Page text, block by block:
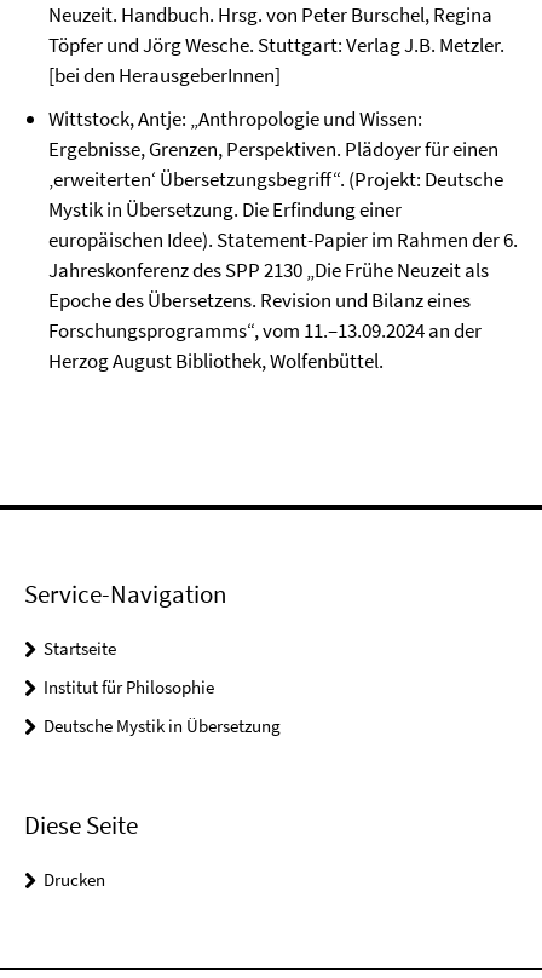
Neuzeit. Handbuch. Hrsg. von Peter Burschel, Regina
Töpfer und Jörg Wesche. Stuttgart: Verlag J.B. Metzler.
[bei den HerausgeberInnen]
Wittstock, Antje: „Anthropologie und Wissen:
Ergebnisse, Grenzen, Perspektiven. Plädoyer für einen
‚erweiterten‘ Übersetzungsbegriff“. (Projekt: Deutsche
Mystik in Übersetzung. Die Erfindung einer
europäischen Idee). Statement-Papier im Rahmen der 6.
Jahreskonferenz des SPP 2130 „Die Frühe Neuzeit als
Epoche des Übersetzens. Revision und Bilanz eines
Forschungsprogramms“, vom 11.–13.09.2024 an der
Herzog August Bibliothek, Wolfenbüttel.
Service-Navigation
Startseite
Institut für Philosophie
Deutsche Mystik in Übersetzung
Diese Seite
Drucken